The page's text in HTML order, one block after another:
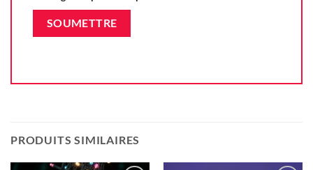
PRODUITS SIMILAIRES